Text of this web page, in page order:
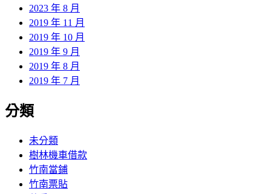
2023 年 8 月
2019 年 11 月
2019 年 10 月
2019 年 9 月
2019 年 8 月
2019 年 7 月
分類
未分類
樹林機車借款
竹南當鋪
竹南票貼